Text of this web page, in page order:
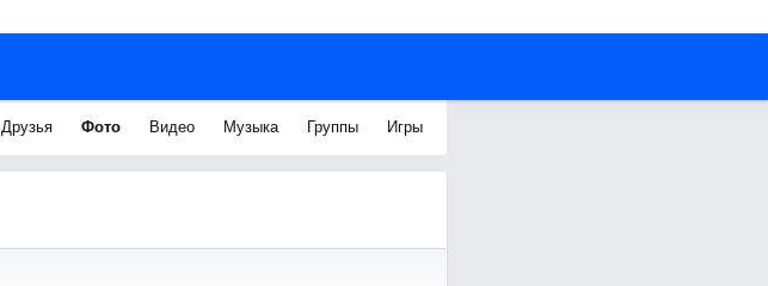
Друзья Фото Видео Музыка Группы Игры